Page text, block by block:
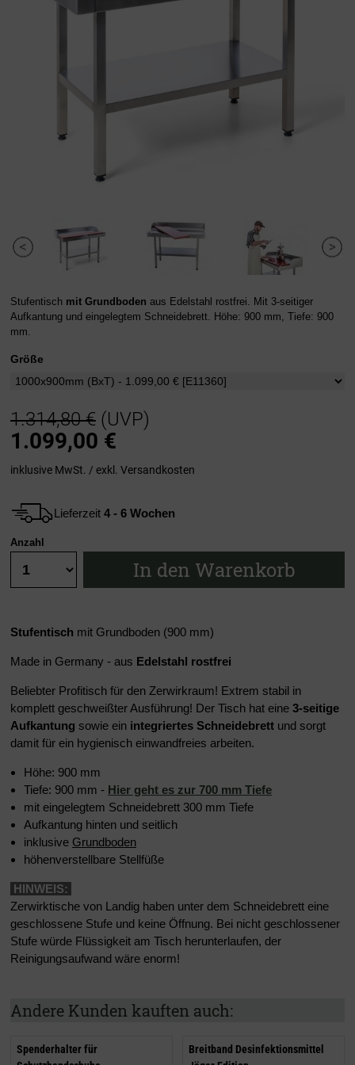
Stufentisch mit Grundboden aus Edelstahl rostfrei. Mit 3-seitiger
Aufkantung und eingelegtem Schneidebrett. Höhe: 900 mm, Tiefe: 900
mm.
Größe
1.314,80 € (UVP)
1.099,00 €
inklusive MwSt. / exkl. Versandkosten
Lieferzeit 4 - 6 Wochen
Anzahl
In den Warenkorb
Stufentisch mit Grundboden (900 mm)
Made in Germany - aus Edelstahl rostfrei
Beliebter Profitisch für den Zerwirkraum! Extrem stabil in
komplett geschweißter Ausführung! Der Tisch hat eine 3-seitige
Aufkantung sowie ein integriertes Schneidebrett und sorgt
damit für ein hygienisch einwandfreies arbeiten.
Höhe: 900 mm
Tiefe: 900 mm - Hier geht es zur 700 mm Tiefe
mit eingelegtem Schneidebrett 300 mm Tiefe
Aufkantung hinten und seitlich
inklusive Grundboden
höhenverstellbare Stellfüße
HINWEIS:
Zerwirktische von Landig haben unter dem Schneidebrett eine
geschlossene Stufe und keine Öffnung. Bei nicht geschlossener
Stufe würde Flüssigkeit am Tisch herunterlaufen, der
Reinigungsaufwand wäre enorm!
Andere Kunden kauften auch:
Spenderhalter für
Breitband Desinfektionsmittel